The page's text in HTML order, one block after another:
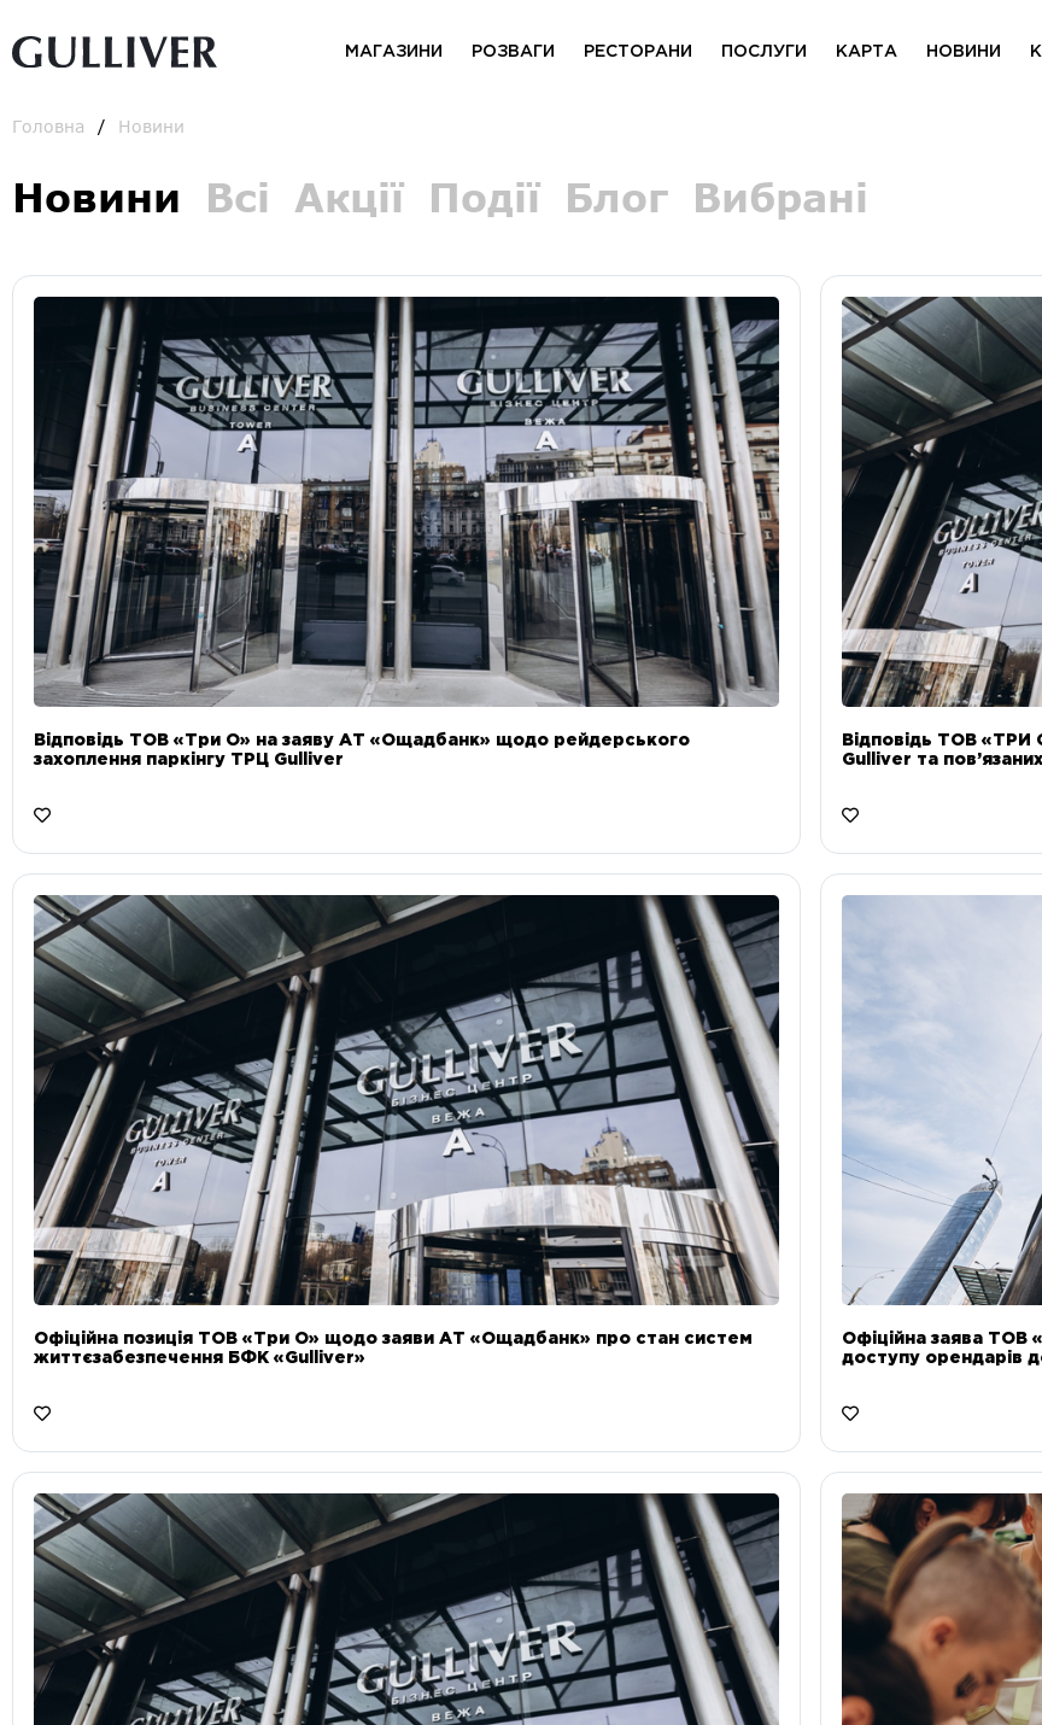
МАГАЗИНИ РОЗВАГИ РЕСТОРАНИ ПОСЛУГИ КАРТА НОВИНИ
Головна Новини
Новини Всі Акції Події Блог Вибрані
Відповідь ТОВ «Три О» на заяву АТ «Ощадбанк» щодо рейдерського
захоплення паркінгу ТРЦ Gulliver
Відповідь ТОВ «ТРИ
Gulliver та
Офіційна позиція ТОВ «Три О» щодо заяви АТ «Ощадбанк» про стан систем
життєзабезпечення БФК «Gulliver»
Офіційна заява
доступу орендарів